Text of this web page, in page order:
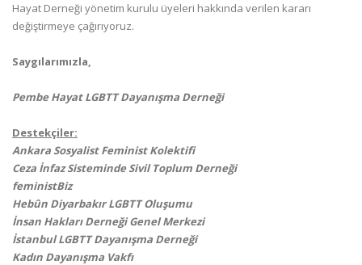
Hayat Derneği yönetim kurulu üyeleri hakkında verilen kararı
değiştirmeye çağırıyoruz.
Saygılarımızla,
Pembe Hayat LGBTT Dayanışma Derneği
Destekçiler:
Ankara Sosyalist Feminist Kolektifi
Ceza İnfaz Sisteminde Sivil Toplum Derneği
feministBiz
Hebûn Diyarbakır LGBTT Oluşumu
İnsan Hakları Derneği Genel Merkezi
İstanbul LGBTT Dayanışma Derneği
Kadın Dayanışma Vakfı